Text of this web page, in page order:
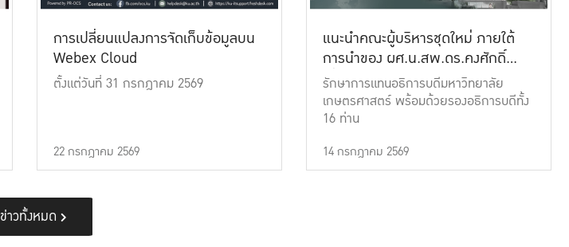
การเปลี่ยนแปลงการจัดเก็บข้อมูลบน
Webex Cloud
ตั้งแต่วันที่ 31 กรกฎาคม 2569
22 กรกฎาคม 2569
แนะนำคณะผู้บริหารชุดใหม่ ภายใต้
การนำของ ผศ.น.สพ.ดร.คงศักดิ์
เที่ยงธรรม
รักษาการแทนอธิการบดีมหาวิทยาลัย
เกษตรศาสตร์ พร้อมด้วยรองอธิการบดีทั้ง
16 ท่าน
14 กรกฎาคม 2569
ข่าวทั้งหมด